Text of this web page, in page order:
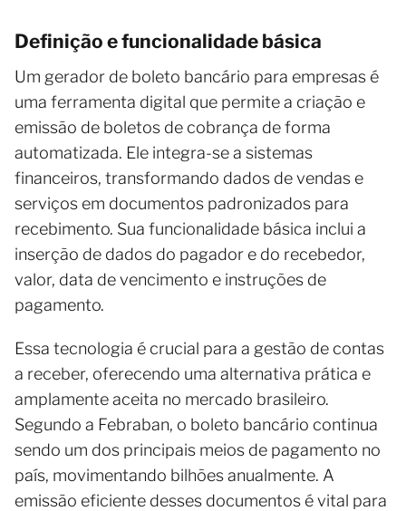
Definição e funcionalidade básica
Um gerador de boleto bancário para empresas é
uma ferramenta digital que permite a criação e
emissão de boletos de cobrança de forma
automatizada. Ele integra-se a sistemas
financeiros, transformando dados de vendas e
serviços em documentos padronizados para
recebimento. Sua funcionalidade básica inclui a
inserção de dados do pagador e do recebedor,
valor, data de vencimento e instruções de
pagamento.
Essa tecnologia é crucial para a gestão de contas
a receber, oferecendo uma alternativa prática e
amplamente aceita no mercado brasileiro.
Segundo a Febraban, o boleto bancário continua
sendo um dos principais meios de pagamento no
país, movimentando bilhões anualmente. A
emissão eficiente desses documentos é vital para